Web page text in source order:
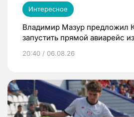
Интересное
Владимир Мазур предложил
запустить прямой авиарейс
20:40 / 06.08.26